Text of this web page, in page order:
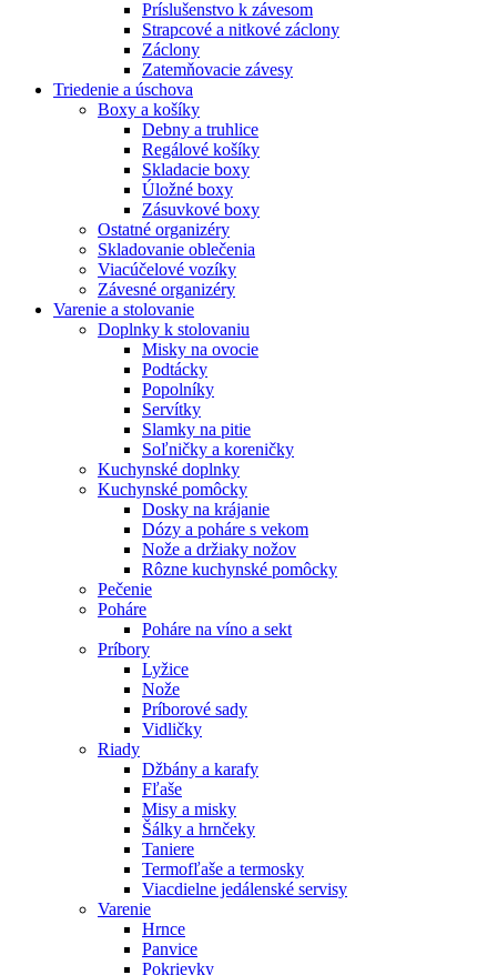
Príslušenstvo k závesom
Strapcové a nitkové záclony
Záclony
Zatemňovacie závesy
Triedenie a úschova
Boxy a košíky
Debny a truhlice
Regálové košíky
Skladacie boxy
Úložné boxy
Zásuvkové boxy
Ostatné organizéry
Skladovanie oblečenia
Viacúčelové vozíky
Závesné organizéry
Varenie a stolovanie
Doplnky k stolovaniu
Misky na ovocie
Podtácky
Popolníky
Servítky
Slamky na pitie
Soľničky a koreničky
Kuchynské doplnky
Kuchynské pomôcky
Dosky na krájanie
Dózy a poháre s vekom
Nože a držiaky nožov
Rôzne kuchynské pomôcky
Pečenie
Poháre
Poháre na víno a sekt
Príbory
Lyžice
Nože
Príborové sady
Vidličky
Riady
Džbány a karafy
Fľaše
Misy a misky
Šálky a hrnčeky
Taniere
Termofľaše a termosky
Viacdielne jedálenské servisy
Varenie
Hrnce
Panvice
Pokrievky